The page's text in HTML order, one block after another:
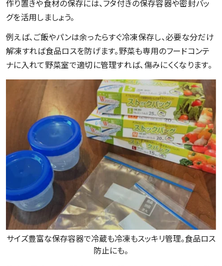
作り置きや食材の保存には、フタ付きの保存容器や密封バッ
グを活用しましょう。
例えば、ご飯やパンは余ったらすぐ冷凍保存し、必要な分だけ
解凍すれば食品ロスを防げます。野菜も専用のフードコンテ
ナに入れて野菜室で適切に管理すれば、傷みにくくなります。
サイズ豊富な保存容器で冷蔵も冷凍もスッキリ管理。食品ロス
防止にも。